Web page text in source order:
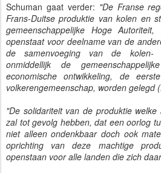
Schuman gaat verder: "De Franse
Frans-Duitse produktie van kolen en
gemeenschappelijke Hoge
openstaat voor deelname van de
de samenvoeging van de kolen-
onmiddellijk de
economische ontwikkeling, de
volkerengemeenschap, worden gelegd
"De solidariteit van de produktie
zal tot gevolg hebben, dat een oorlog
niet alleen ondenkbaar doch ook
oprichting van deze machtige
openstaan voor alle landen die zich